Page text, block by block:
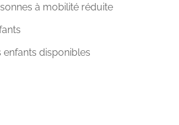
à mobilité réduite
enfants disponibles